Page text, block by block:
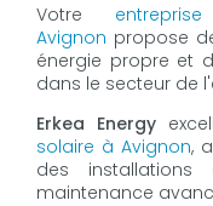
Votre
Avignon propose
énergie propre et
dans le secteur de
Erkea Energy
solaire à Avignon,
des
maintenance